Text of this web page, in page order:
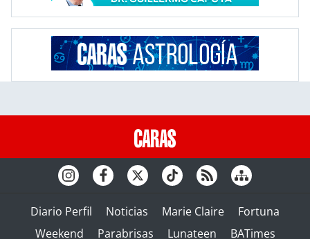
Diario Perfil Noticias Marie Claire
Fortuna
Weekend
Parabrisas Lunateen BATimes